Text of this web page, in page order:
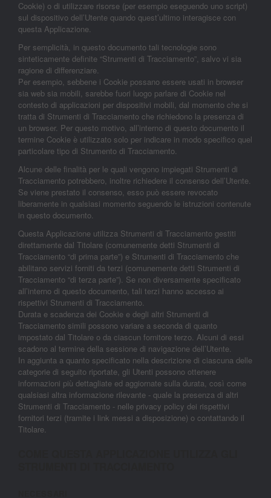
Cookie) o di utilizzare risorse (per esempio eseguendo uno script)
sul dispositivo dell’Utente quando quest’ultimo interagisce con
questa Applicazione.
Per semplicità, in questo documento tali tecnologie sono
sinteticamente definite “Strumenti di Tracciamento”, salvo vi sia
ragione di differenziare.
Per esempio, sebbene i Cookie possano essere usati in browser
sia web sia mobili, sarebbe fuori luogo parlare di Cookie nel
contesto di applicazioni per dispositivi mobili, dal momento che si
tratta di Strumenti di Tracciamento che richiedono la presenza di
un browser. Per questo motivo, all’interno di questo documento il
termine Cookie è utilizzato solo per indicare in modo specifico quel
particolare tipo di Strumento di Tracciamento.
Alcune delle finalità per le quali vengono impiegati Strumenti di
Tracciamento potrebbero, inoltre richiedere il consenso dell’Utente.
Se viene prestato il consenso, esso può essere revocato
liberamente in qualsiasi momento seguendo le istruzioni contenute
in questo documento.
Questa Applicazione utilizza Strumenti di Tracciamento gestiti
direttamente dal Titolare (comunemente detti Strumenti di
Tracciamento “di prima parte”) e Strumenti di Tracciamento che
abilitano servizi forniti da terzi (comunemente detti Strumenti di
Tracciamento “di terza parte”). Se non diversamente specificato
all’interno di questo documento, tali terzi hanno accesso ai
rispettivi Strumenti di Tracciamento.
Durata e scadenza dei Cookie e degli altri Strumenti di
Tracciamento simili possono variare a seconda di quanto
impostato dal Titolare o da ciascun fornitore terzo. Alcuni di essi
scadono al termine della sessione di navigazione dell’Utente.
In aggiunta a quanto specificato nella descrizione di ciascuna delle
categorie di seguito riportate, gli Utenti possono ottenere
informazioni più dettagliate ed aggiornate sulla durata, così come
qualsiasi altra informazione rilevante - quale la presenza di altri
Strumenti di Tracciamento - nelle privacy policy dei rispettivi
fornitori terzi (tramite i link messi a disposizione) o contattando il
Titolare.